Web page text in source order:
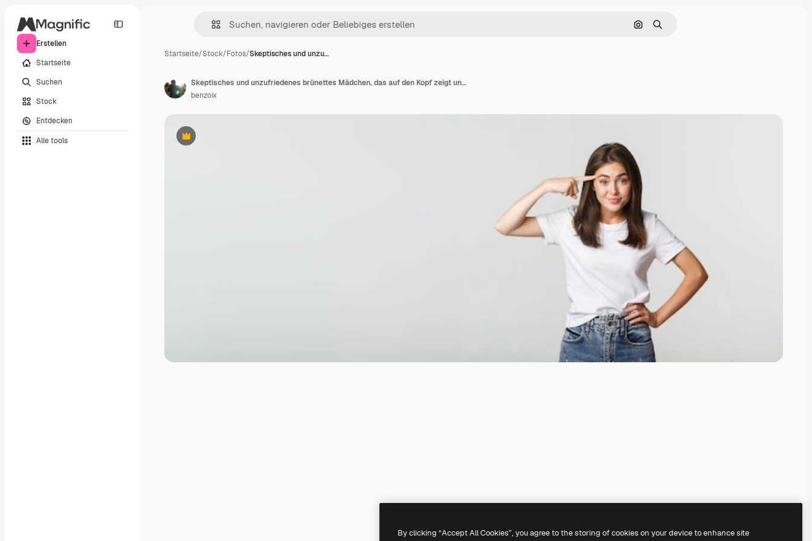
Erstellen
Startseite
Suchen
Stock
Entdecken
Alle tools
Nach Bild suchen
Suchen
Startseite/Stock/Fotos/Skeptisches und unzu…
Premium
Skeptisches und unzufriedenes brünettes Mädchen, das auf den Kopf zeigt und jemanden schimpft, der verrückt ist
benzoix
By clicking “Accept All Cookies”, you agree to the storing of cookies on your device to enhance site